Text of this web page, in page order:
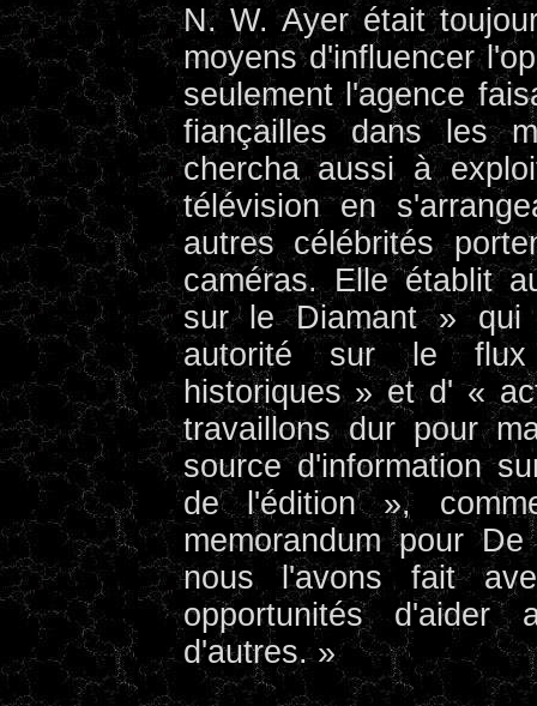
N. W. Ayer était
moyens d'influencer
seulement l'agence
fiançailles dans les
chercha aussi à
télévision en
autres célébrités
caméras. Elle établit
sur le Diamant » qui
autorité sur le
historiques » et d' «
travaillons dur pour
source d'information
de l'édition »,
memorandum pour
nous l'avons fait
opportunités
d'autres. »